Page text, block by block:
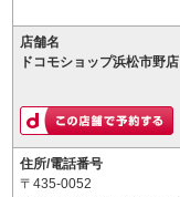
店舗名
ドコモショップ浜松市野店
住所/電話番号
〒435-0052